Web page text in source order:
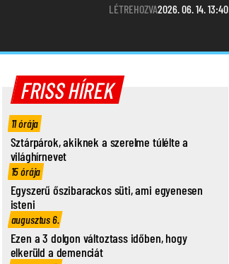
LÉTREHOZVA2026. 06. 14. 13:40
FRISS HÍREK
11 órája
Sztárpárok, akiknek a szerelme túlélte a
világhírnevet
15 órája
Egyszerű őszibarackos süti, ami egyenesen
isteni
augusztus 6.
Ezen a 3 dolgon változtass időben, hogy
elkerüld a demenciát